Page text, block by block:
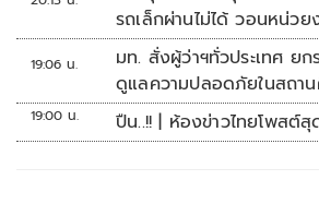
รถเล็กผ่านไม่ได้ วอนหน่วย
19:06 น.
มท. สั่งผู้ว่าฯทั่วประเทศ ย
ดูแลความปลอดภัยในสถา
19:00 น. ปืน..!! | ห้องข่าวไทยโพสต์